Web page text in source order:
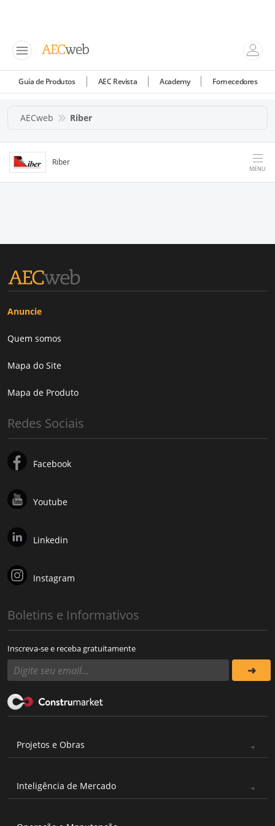
Guia de Produtos AEC Revista Academy Fornecedores
AECweb Riber
Riber
MENU
Anuncie
Quem somos
Mapa do Site
Mapa de Produto
Redes Sociais
Facebook
Youtube
Linkedin
Instagram
Boletins e Informativos
Inscreva-se e receba gratuitamente
Projetos e Obras
Inteligência de Mercado